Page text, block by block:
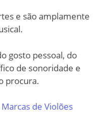
e são amplamente
gosto pessoal, do
de sonoridade e
procura.
de Violões